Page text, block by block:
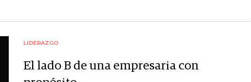
LIDERAZGO
El lado B de una empresaria con